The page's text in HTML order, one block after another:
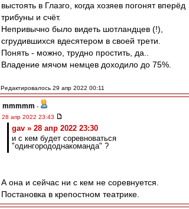
выстоять в Глазго, когда хозяев погонят вперёд
трибуны и счёт.
Непривычно было видеть шотландцев (!),
сгрудившихся вдесятером в своей трети.
Понять - можно, трудно простить, да..
Владение мячом немцев доходило до 75%.
Редактировалось 29 апр 2022 00:11
mmmmm -
28 апр 2022 23:43
gav » 28 апр 2022 23:30
и с кем будет соревноваться
"одингорододнакоманда" ?
А она и сейчас ни с кем не соревнуется.
Постановка в крепостном театрике.